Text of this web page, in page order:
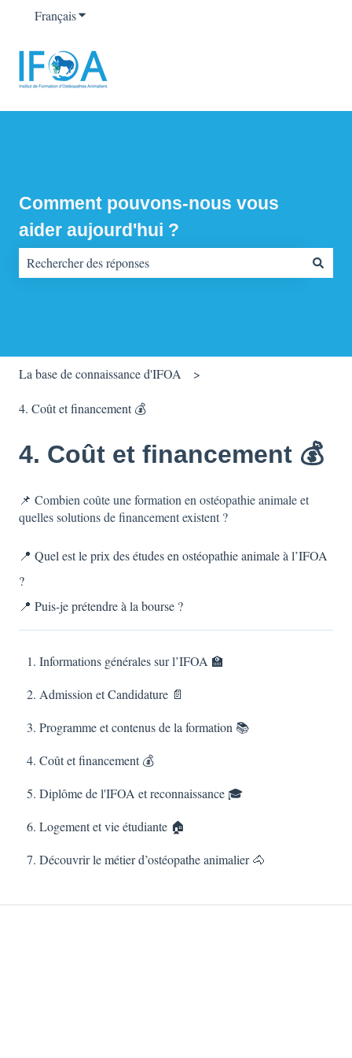
FrançaisAfficher le sous-menu pour les traductions
Comment pouvons-nous vous
aider aujourd'hui ?
La base de connaissance d'IFOA
4. Coût et financement 💰
4. Coût et financement 💰
📌 Combien coûte une formation en ostéopathie animale et
quelles solutions de financement existent ?
📍 Quel est le prix des études en ostéopathie animale à l’IFOA
?
📍 Puis-je prétendre à la bourse ?
1. Informations générales sur l’IFOA 🏫
2. Admission et Candidature 📄
3. Programme et contenus de la formation 📚
4. Coût et financement 💰
5. Diplôme de l'IFOA et reconnaissance 🎓
6. Logement et vie étudiante 🏠
7. Découvrir le métier d’ostéopathe animalier 🐴